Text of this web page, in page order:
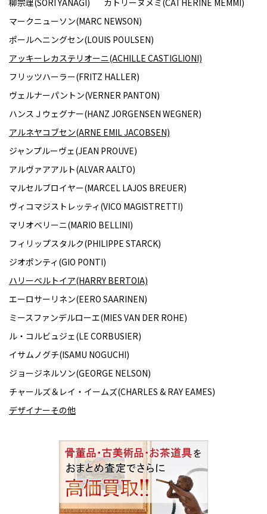
マークニューソン(MARC NEWSON)
ポールヘニングセン(LOUIS POULSEN)
アッキーレカステリオーニ(ACHILLE CASTIGLIONI)
フリッツハーラー(FRITZ HALLER)
ヴェルナーパントン(VERNER PANTON)
ハンスＪウェグナー(HANZ JORGENSEN WEGNER)
アルネヤコブセン(ARNE EMIL JACOBSEN)
ジャンプルーヴェ(JEAN PROUVE)
アルヴァアアルト(ALVAR AALTO)
マルセルブロイヤー(MARCEL LAJOS BREUER)
ヴィコマジストレッティ(VICO MAGISTRETTI)
マリオベリーニ(MARIO BELLINI)
フィリップスタルク(PHILIPPE STARCK)
ジオポンティ(GIO PONTI)
ハリーベルトイア(HARRY BERTOIA)
エーロサーリネン(EERO SAARINEN)
ミースファンデルローエ(MIES VAN DER ROHE)
ル・コルビュジェ(LE CORBUSIER)
イサムノグチ(ISAMU NOGUCHI)
ジョージネルソン(GEORGE NELSON)
チャールズ＆レイ・イームズ(CHARLES & RAY EAMES)
デザイナーその他